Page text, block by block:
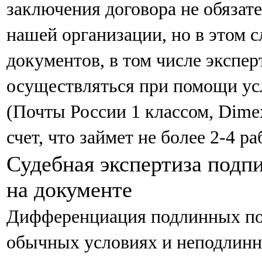
заключения договора не
нашей организации, но в этом
документов, в том числе
осуществляться при помощи
(Почты России 1 классом,
счет, что займет не более 2-4
Судебная экспертиза
на документе
Дифференциация подлинных
обычных условиях и